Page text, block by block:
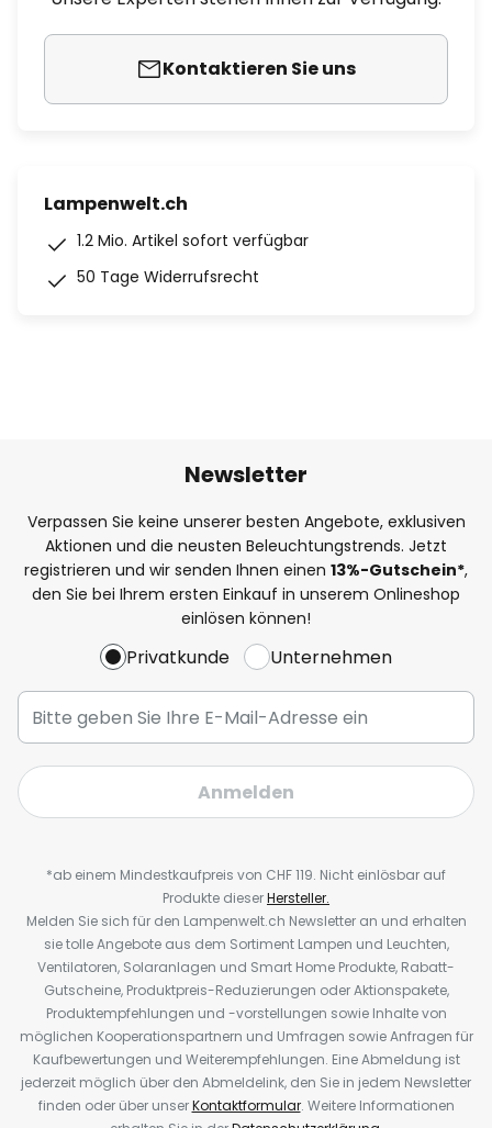
Kontaktieren Sie uns
Lampenwelt.ch
1.2 Mio. Artikel sofort verfügbar
50 Tage Widerrufsrecht
Newsletter
Verpassen Sie keine unserer besten Angebote, exklusiven
Aktionen und die neusten Beleuchtungstrends. Jetzt
registrieren und wir senden Ihnen einen 13%-Gutschein*,
den Sie bei Ihrem ersten Einkauf in unserem Onlineshop
einlösen können!
Privatkunde Unternehmen
Anmelden
*ab einem Mindestkaufpreis von CHF 119. Nicht einlösbar auf
Produkte dieserHersteller.
Melden Sie sich für den Lampenwelt.ch Newsletter an und erhalten
sie tolle Angebote aus dem Sortiment Lampen und Leuchten,
Ventilatoren, Solaranlagen und Smart Home Produkte, Rabatt-
Gutscheine, Produktpreis-Reduzierungen oder Aktionspakete,
Produktempfehlungen und -vorstellungen sowie Inhalte von
möglichen Kooperationspartnern und Umfragen sowie Anfragen für
Kaufbewertungen und Weiterempfehlungen. Eine Abmeldung ist
jederzeit möglich über den Abmeldelink, den Sie in jedem Newsletter
finden oder über unserKontaktformular. Weitere Informationen